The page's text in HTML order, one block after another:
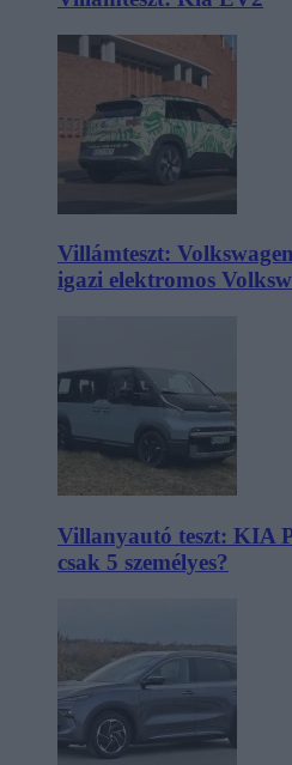
Villámteszt:
igazi elektromos
Villanyautó teszt: KIA
csak 5 személyes?